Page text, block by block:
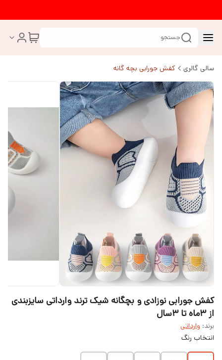
جستجو
سالی گالری کفش جورابی بچه گانه
کفش جورابی نوزادی و بچگانه شیک ترند وارداتی سایزبندی
از ۳ماه تا ۳سال
برند: وارداتی
انتخاب رنگ